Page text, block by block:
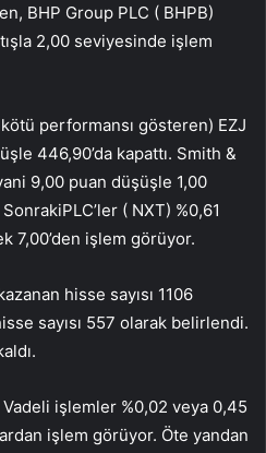
BHP Group PLC ( BHPB)
2,00 seviyesinde işlem
performansı gösteren) EZJ
446,90’da kapattı. Smith &
9,00 puan düşüşle 1,00
SonrakiPLC’ler ( NXT) %0,61
7,00’den işlem görüyor.
hisse sayısı 1106
sayısı 557 olarak belirlendi.
Vadeli işlemler %0,02 veya 0,45
işlem görüyor. Öte yandan